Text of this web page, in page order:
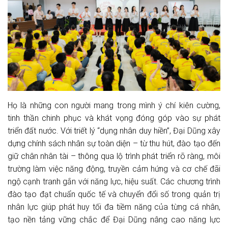
Họ là những con người mang trong mình ý chí kiên cường,
tinh thần chinh phục và khát vọng đóng góp vào sự phát
triển đất nước. Với triết lý “dụng nhân duy hiền”, Đại Dũng xây
dựng chính sách nhân sự toàn diện – từ thu hút, đào tạo đến
giữ chân nhân tài – thông qua lộ trình phát triển rõ ràng, môi
trường làm việc năng động, truyền cảm hứng và cơ chế đãi
ngộ cạnh tranh gắn với năng lực, hiệu suất. Các chương trình
đào tạo đạt chuẩn quốc tế và chuyển đổi số trong quản trị
nhân lực giúp phát huy tối đa tiềm năng của từng cá nhân,
tạo nền tảng vững chắc để Đại Dũng nâng cao năng lực